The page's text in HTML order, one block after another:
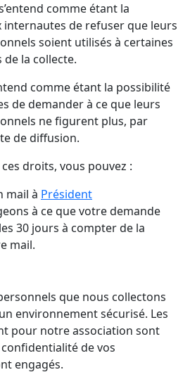
comme étant la
de refuser que leurs
soient utilisés à certaines
la collecte.
comme étant la possibilité
de demander à ce que leurs
ne figurent plus, par
de diffusion.
droits, vous pouvez :
mail à Président
à ce que votre demande
30 jours à compter de la
mail.
que nous collectons
environnement sécurisé. Les
pour notre association sont
de vos
engagés.